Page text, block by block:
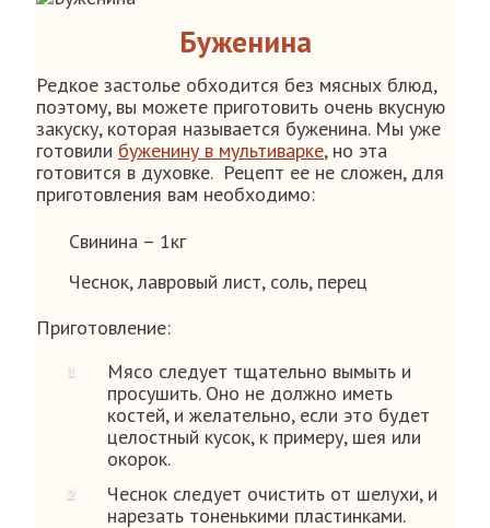
Буженина
Редкое застолье обходится без мясных блюд,
поэтому, вы можете приготовить очень вкусную
закуску, которая называется буженина. Мы уже
готовили буженину в мультиварке, но эта
готовится в духовке. Рецепт ее не сложен, для
приготовления вам необходимо:
Свинина – 1кг
Чеснок, лавровый лист, соль, перец
Приготовление:
Мясо следует тщательно вымыть и
просушить. Оно не должно иметь
костей, и желательно, если это будет
целостный кусок, к примеру, шея или
окорок.
Чеснок следует очистить от шелухи, и
нарезать тоненькими пластинками.